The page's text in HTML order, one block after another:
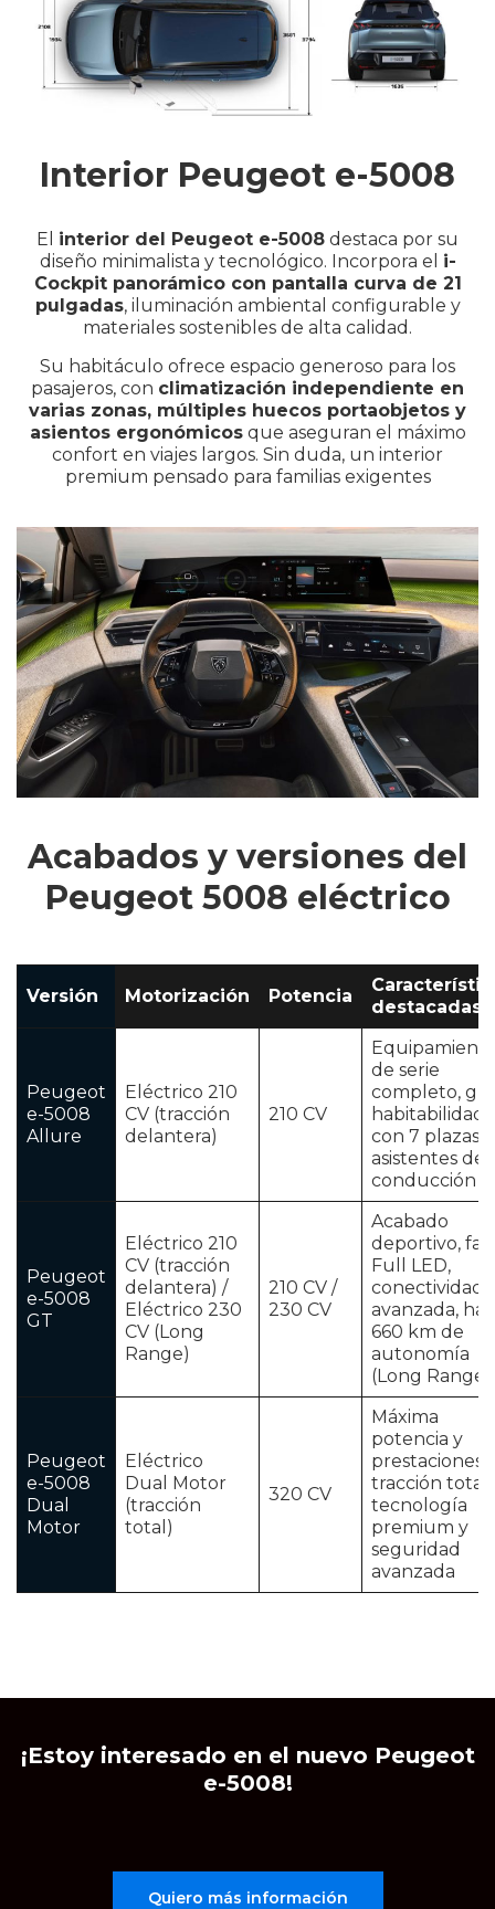
Interior Peugeot e-5008
El interior del Peugeot e-5008 destaca por su
diseño minimalista y tecnológico. Incorpora el i-
Cockpit panorámico con pantalla curva de 21
pulgadas, iluminación ambiental configurable y
materiales sostenibles de alta calidad.
Su habitáculo ofrece espacio generoso para los
pasajeros, con climatización independiente en
varias zonas, múltiples huecos portaobjetos y
asientos ergonómicosque aseguran el máximo
confort en viajes largos. Sin duda, un interior
premium pensado para familias exigentes
Acabados y versiones del
Peugeot 5008 eléctrico
Versión Motorización Potencia
destacadas
Peugeot
e-5008
Allure
Eléctrico 210
CV (tracción
delantera)
210 CV
de serie
completo,
habitabilidad
con 7 plazas,
asistentes de
conducción
Peugeot
e-5008
GT
Eléctrico 210
CV (tracción
delantera) /
Eléctrico 230
CV (Long
Range)
210 CV /
230 CV
Acabado
deportivo,
Full LED,
conectividad
avanzada,
660 km de
autonomía
(Long Range)
Peugeot
e-5008
Dual
Motor
Eléctrico
Dual Motor
(tracción
total)
320 CV
Máxima
potencia y
prestaciones,
tracción total,
tecnología
premium y
seguridad
avanzada
¡Estoy interesado en el nuevo Peugeot
e-5008!
Quiero más información